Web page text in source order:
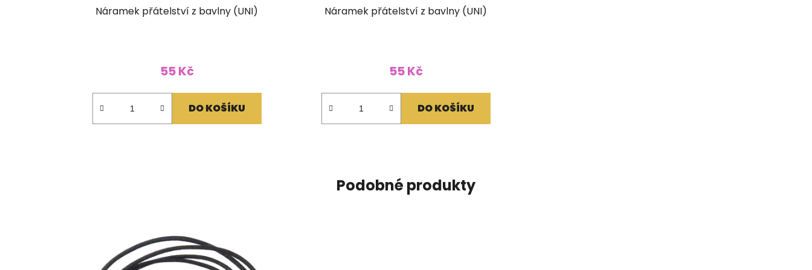
Náramek přátelství z bavlny (UNI)
55 Kč
DO KOŠÍKU
Náramek přátelství z bavlny (UNI)
55 Kč
DO KOŠÍKU
Podobné produkty